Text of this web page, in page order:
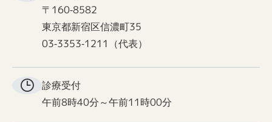
〒160-8582
東京都新宿区信濃町35
03-3353-1211（代表）
診療受付
午前8時40分～午前11時00分